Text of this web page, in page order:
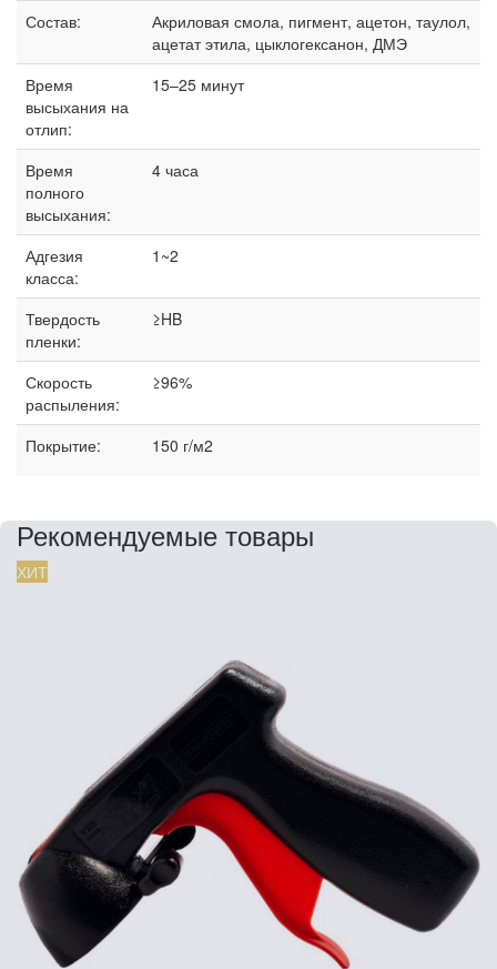
Состав:
Акриловая смола, пигмент, ацетон, таулол,
ацетат этила, цыклогексанон, ДМЭ
Время
высыхания на
отлип:
15–25 минут
Время
полного
высыхания:
4 часа
Адгезия
класса:
1~2
Твердость
пленки:
≥HB
Скорость
распыления:
≥96%
Покрытие: 150 г/м2
Рекомендуемые товары
ХИТ